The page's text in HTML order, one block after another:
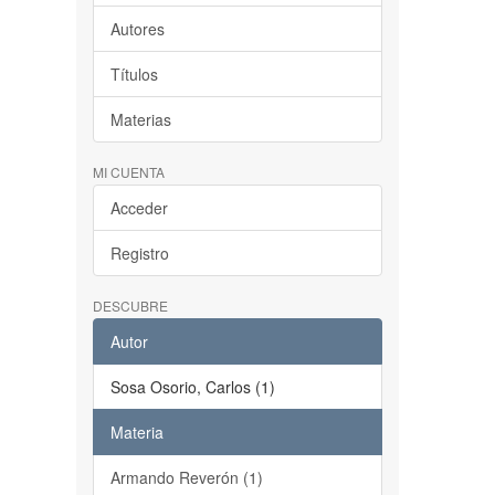
Autores
Títulos
Materias
MI CUENTA
Acceder
Registro
DESCUBRE
Autor
Sosa Osorio, Carlos (1)
Materia
Armando Reverón (1)